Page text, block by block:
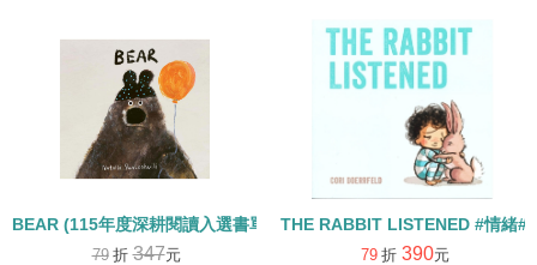
BEAR (115年度深耕閱讀入選書單)
79 折347元
THE RABBIT LISTENED #情緒#
79 折 390元